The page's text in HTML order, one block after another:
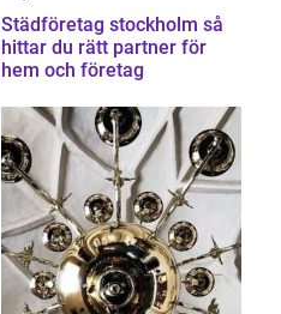
Städföretag stockholm så
hittar du rätt partner för
hem och företag